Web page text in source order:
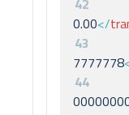
42
0.00</
43
7777778
44